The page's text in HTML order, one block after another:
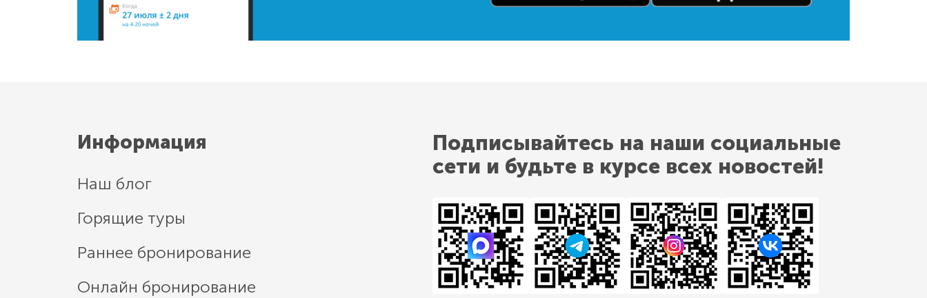
Информация
Наш блог
Горящие туры
Раннее бронирование
Онлайн бронирование
Подписывайтесь на наши социальные
сети и будьте в курсе всех новостей!